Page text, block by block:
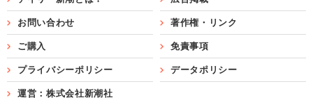
お問い合わせ 著作権・リンク
ご購入 免責事項
プライバシーポリシー データポリシー
運営：株式会社新潮社